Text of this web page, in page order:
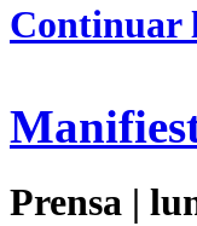
Continuar
Prensa |